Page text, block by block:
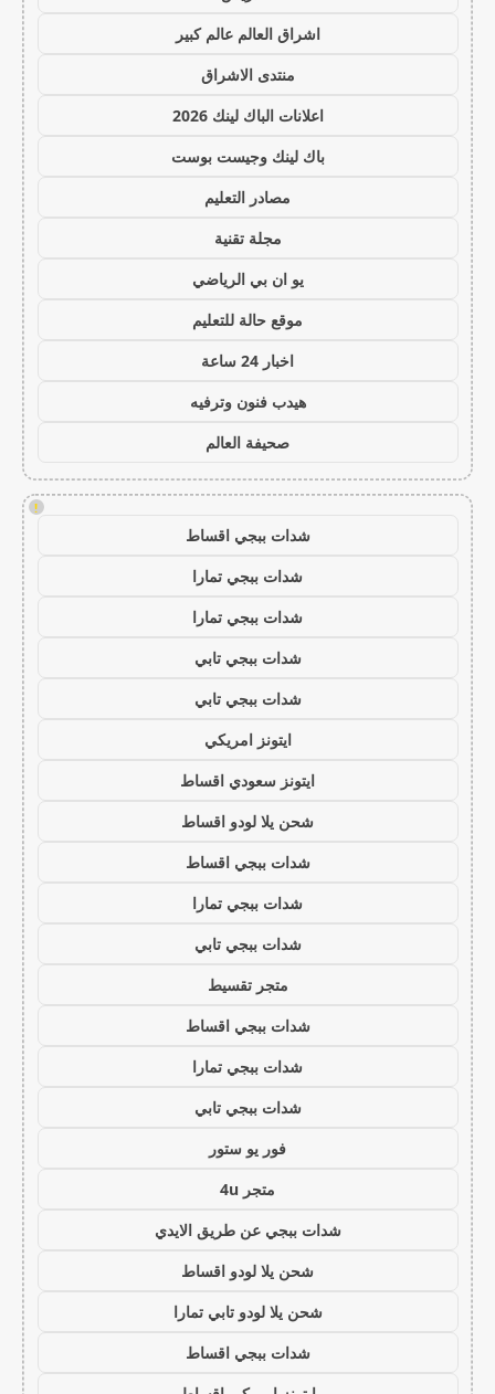
اشراق العالم عالم كبير
منتدى الاشراق
اعلانات الباك لينك 2026
باك لينك وجيست بوست
مصادر التعليم
مجلة تقنية
يو ان بي الرياضي
موقع حالة للتعليم
اخبار 24 ساعة
هيدب فنون وترفيه
صحيفة العالم
!
شدات ببجي اقساط
شدات ببجي تمارا
شدات ببجي تمارا
شدات ببجي تابي
شدات ببجي تابي
ايتونز امريكي
ايتونز سعودي اقساط
شحن يلا لودو اقساط
شدات ببجي اقساط
شدات ببجي تمارا
شدات ببجي تابي
متجر تقسيط
شدات ببجي اقساط
شدات ببجي تمارا
شدات ببجي تابي
فور يو ستور
متجر 4u
شدات ببجي عن طريق الايدي
شحن يلا لودو اقساط
شحن يلا لودو تابي تمارا
شدات ببجي اقساط